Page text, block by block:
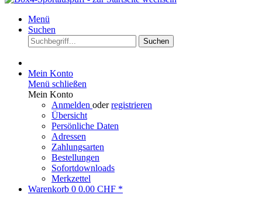
Menü
Suchen
Suchen
Mein Konto
Menü schließen
Mein Konto
Anmelden oderregistrieren
Übersicht
Persönliche Daten
Adressen
Zahlungsarten
Bestellungen
Sofortdownloads
Merkzettel
Warenkorb 0 0.00 CHF *